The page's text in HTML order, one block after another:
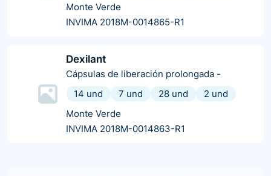
Monte Verde
INVIMA 2018M-0014865-R1
Dexilant
Cápsulas de liberación prolongada -
14 und
7 und 28 und
2 und
Monte Verde
INVIMA 2018M-0014863-R1